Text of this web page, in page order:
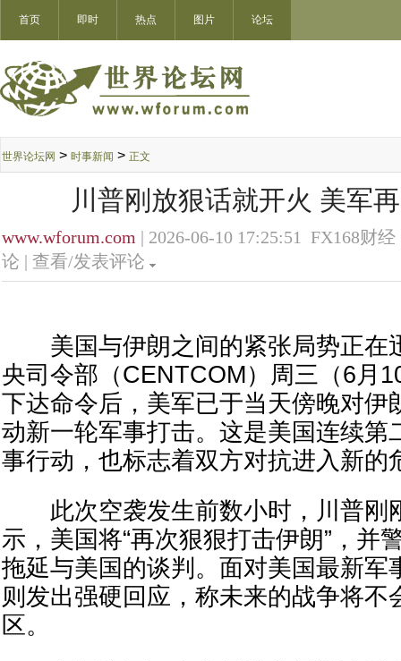
首页 即时 热点 图片 论坛
世界论坛网 > 时事新闻 > 正文
川普刚放狠话就开火 美军
www.wforum.com | 2026-06-10 17:25:51 FX168财
论 | 查看/发表评论
美国与伊朗之间的紧张局势正在
央司令部（CENTCOM）周三（6月
下达命令后，美军已于当天傍晚对伊
动新一轮军事打击。这是美国连续第
事行动，也标志着双方对抗进入新的
此次空袭发生前数小时，川普刚
示，美国将“再次狠狠打击伊朗”，并
拖延与美国的谈判。面对美国最新军
则发出强硬回应，称未来的战争将不
区。